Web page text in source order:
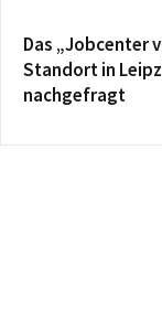
Das „Jobcenter
Standort in
nachgefragt